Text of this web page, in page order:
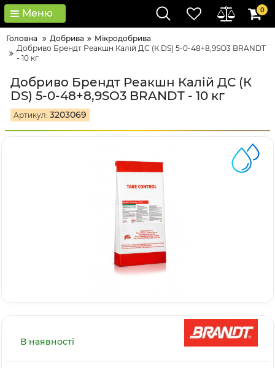
Меню 0
Головна Добрива
Мікродобрива
Добриво Брендт Реакшн Калій ДС (К DS) 5-0-48+8,9SO3 BRANDT
- 10 кг
Добриво Брендт Реакшн Калій ДС (К
DS) 5-0-48+8,9SO3 BRANDT - 10 кг
Артикул: 3203069
В наявності